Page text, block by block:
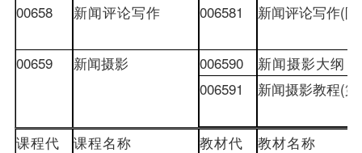
00658 新闻评论写作 006581 新闻评论写作(
00659 新闻摄影 006590
新闻摄影大纲
006591
新闻摄影教程(
课程代
课程名称 教材代
教材名称